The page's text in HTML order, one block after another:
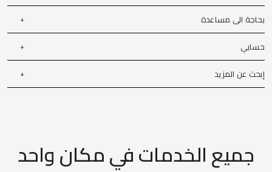
بحاجة الى مساعدة
حسابي
إبحث عن المزيد
جميع الخدمات في مكان واحد